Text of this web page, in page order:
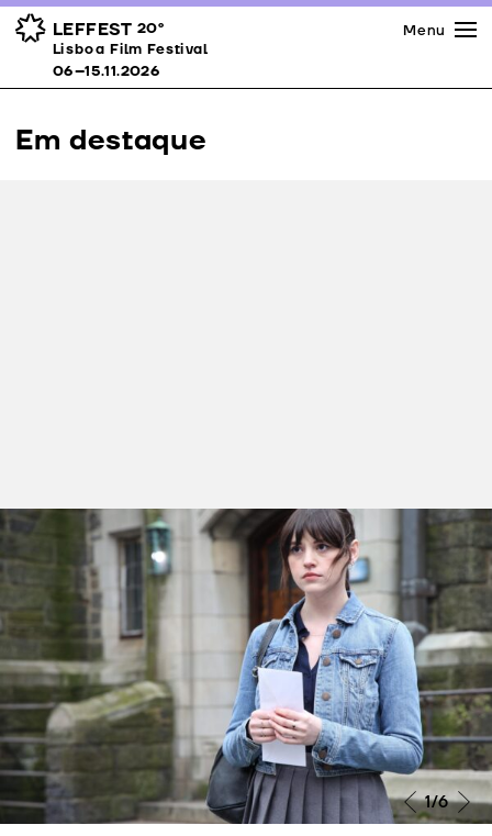
LEFFEST 20º
Lisboa Film Festival 06–15.11.2026
Prémios
Espaços
Apoios
Equipa
Downloads
Menu
Lisboa Film Festival
06–15.11.2026
Em destaque
Grande Prémio do Júri João Bénard
da Costa 2025
O Grande Prémio do Júri João Bénard da Costa foi
atribuído a Miroirs No. 3, de Christian Petzold. Segundo
o Júri, «pelas suas excelentes interpretações e pela
enorme liberdade ao explorar um universo próximo e
comovente».
Mais informação 2/6